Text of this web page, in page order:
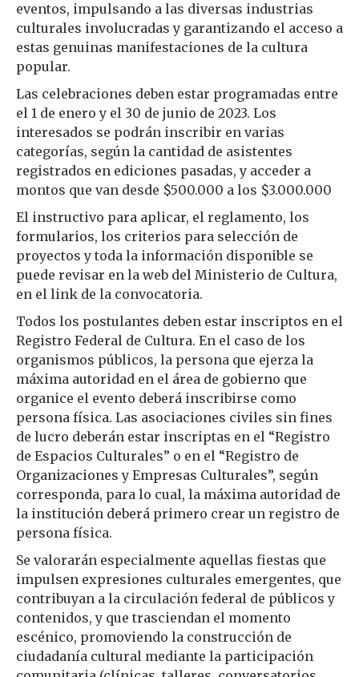
eventos, impulsando a las diversas industrias
culturales involucradas y garantizando el acceso a
estas genuinas manifestaciones de la cultura
popular.
Las celebraciones deben estar programadas entre
el 1 de enero y el 30 de junio de 2023. Los
interesados se podrán inscribir en varias
categorías, según la cantidad de asistentes
registrados en ediciones pasadas, y acceder a
montos que van desde $500.000 a los $3.000.000
El instructivo para aplicar, el reglamento, los
formularios, los criterios para selección de
proyectos y toda la información disponible se
puede revisar en la web del Ministerio de Cultura,
en el link de la convocatoria.
Todos los postulantes deben estar inscriptos en el
Registro Federal de Cultura. En el caso de los
organismos públicos, la persona que ejerza la
máxima autoridad en el área de gobierno que
organice el evento deberá inscribirse como
persona física. Las asociaciones civiles sin fines
de lucro deberán estar inscriptas en el “Registro
de Espacios Culturales” o en el “Registro de
Organizaciones y Empresas Culturales”, según
corresponda, para lo cual, la máxima autoridad de
la institución deberá primero crear un registro de
persona física.
Se valorarán especialmente aquellas fiestas que
impulsen expresiones culturales emergentes, que
contribuyan a la circulación federal de públicos y
contenidos, y que trasciendan el momento
escénico, promoviendo la construcción de
ciudadanía cultural mediante la participación